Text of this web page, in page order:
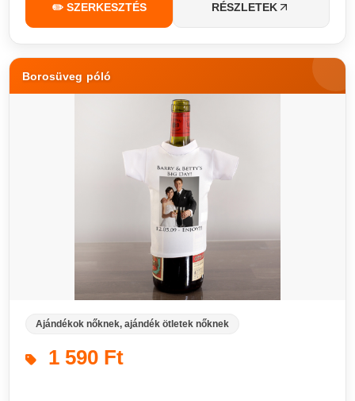
✏️ SZERKESZTÉS RÉSZLETEK
Borosüveg póló
Ajándékok nőknek, ajándék ötletek nőknek
1 590 Ft